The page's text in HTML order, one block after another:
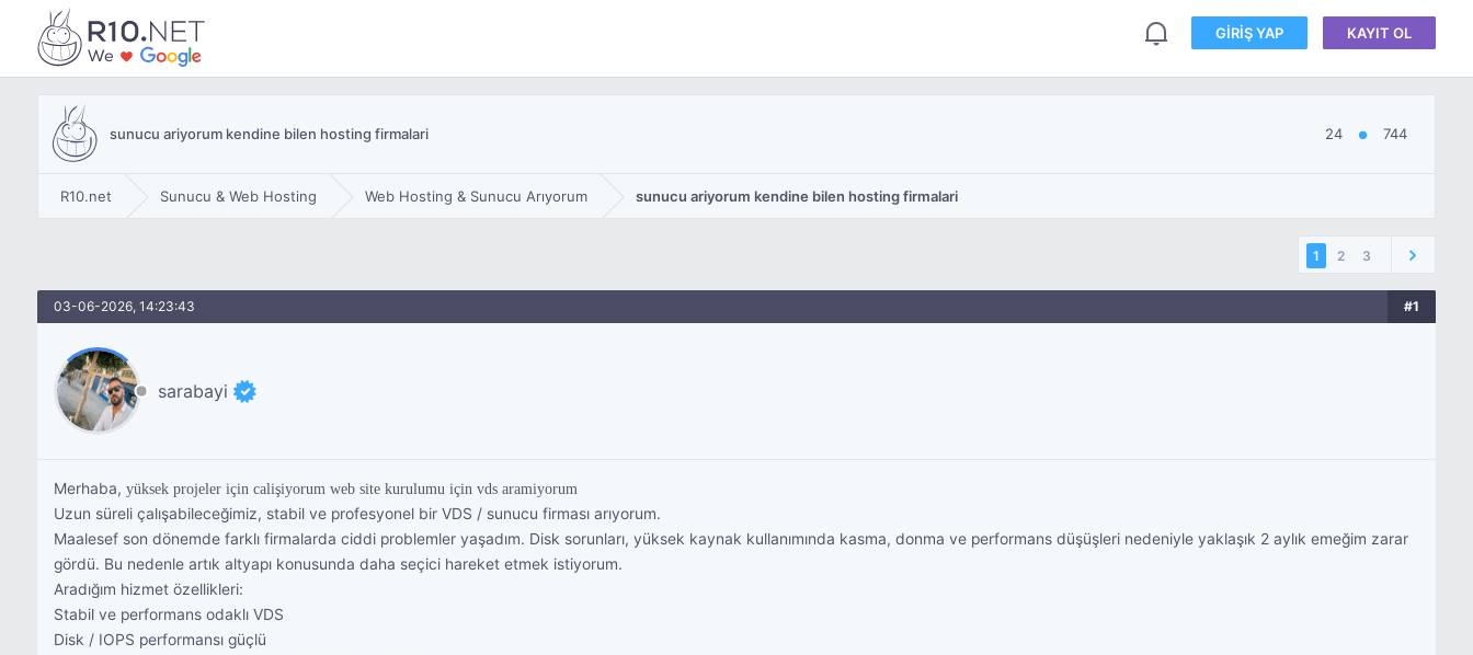
GIRIŞ YAP KAYIT OL
sunucu ariyorum kendine bilen hosting firmalari 24 ● 744
R10.net Sunucu & Web Hosting Web Hosting & Sunucu Arıyorum sunucu ariyorum kendine bilen hosting firmalari
1 2 3
03-06-2026, 14:23:43 #1
sarabayi
Merhaba, yüksek projeler için calişiyorum web site kurulumu için vds aramiyorum
Uzun süreli çalışabileceğimiz, stabil ve profesyonel bir VDS / sunucu firması arıyorum.
Maalesef son dönemde farklı firmalarda ciddi problemler yaşadım. Disk sorunları, yüksek kaynak kullanımında kasma, donma ve performans düşüşleri nedeniyle yaklaşık 2 aylık emeğim zarar
gördü. Bu nedenle artık altyapı konusunda daha seçici hareket etmek istiyorum.
Aradığım hizmet özellikleri:
Stabil ve performans odaklı VDS
Disk / IOPS performansı güçlü